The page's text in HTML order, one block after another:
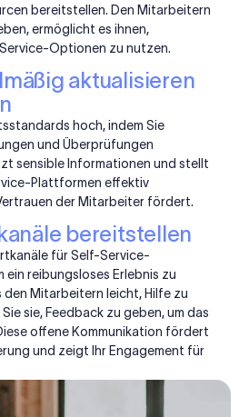
bereitstellen. Den Mitarbeitern
ermöglicht es ihnen,
Optionen zu nutzen.
aktualisieren
hoch, indem Sie
und Überprüfungen
sensible Informationen und stellt
Plattformen effektiv
der Mitarbeiter fördert.
bereitstellen
für Self-Service-
ein reibungsloses Erlebnis zu
den Mitarbeitern leicht, Hilfe zu
sie, Feedback zu geben, um das
offene Kommunikation fördert
und zeigt Ihr Engagement für